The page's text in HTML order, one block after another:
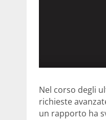
Nel corso degli
richieste
un rapporto ha